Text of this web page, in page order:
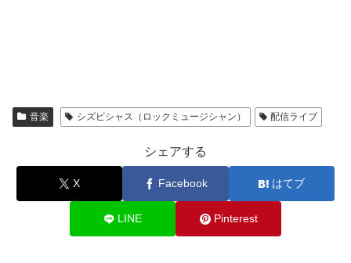
音楽 シズビシャス（ロックミュージシャン） 配信ライブ
シェアする
X Facebook はてブ
LINE Pinterest